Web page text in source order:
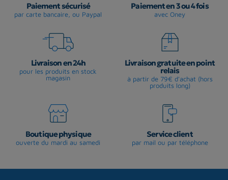
Paiement sécurisé
par carte bancaire, ou Paypal
Paiement en 3 ou 4 fois
avec Oney
Livraison en 24h
pour les produits en stock
magasin
Livraison gratuite en point
relais
à partir de 79€ d'achat (hors
produits long)
Boutique physique
ouverte du mardi au samedi
Service client
par mail ou par téléphone